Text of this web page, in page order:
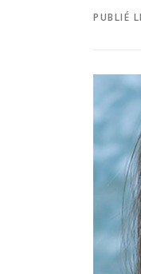
PUBLIÉ